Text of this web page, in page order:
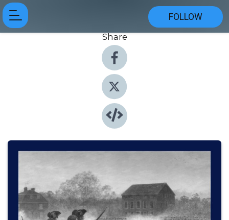
FOLLOW
Share